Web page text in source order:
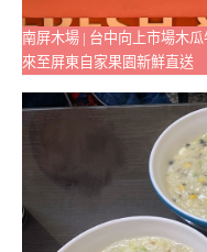
南屏木場 | 台中向上市場木
來至屏東自家果園新鮮直送